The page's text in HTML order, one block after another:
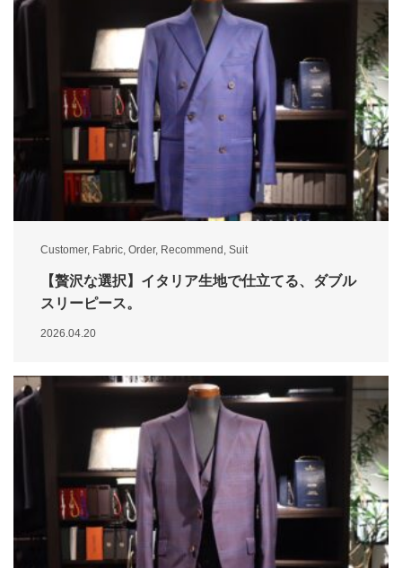
Customer, Fabric, Order, Recommend , Suit
【贅沢な選択】イタリア生地で仕立てる、ダブル
スリーピース。
2026.04.20